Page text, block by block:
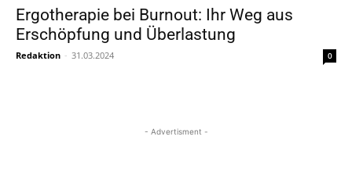
Ergotherapie bei Burnout: Ihr Weg aus
Erschöpfung und Überlastung
Redaktion - 31.03.2024 0
- Advertisment -